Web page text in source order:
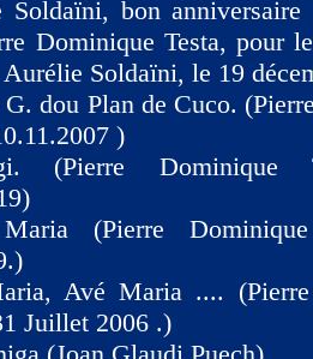
Soldaïni, bon
Dominique Testa, pour
Soldaïni, le 19
dou Plan de Cuco.
)
(Pierre Dominique
(Pierre
Avé Maria ....
Juillet 2006 .)